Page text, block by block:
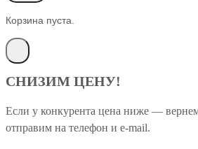
Корзина пуста.
СНИЗИМ ЦЕНУ!
Если у конкурента цена ниже —
отправим на телефон и e-mail.